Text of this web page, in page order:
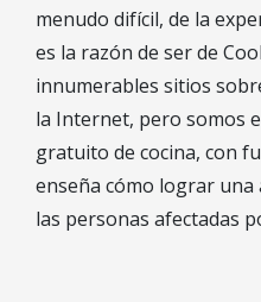
menudo difícil, de la
es la razón de ser de
innumerables sitios
la Internet, pero somos
gratuito de cocina, con
enseña cómo lograr una
las personas afectadas